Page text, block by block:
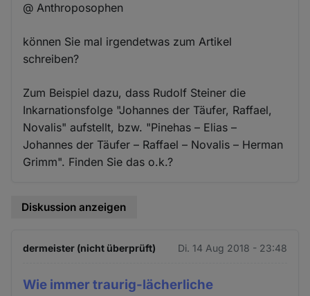
@ Anthroposophen
können Sie mal irgendetwas zum Artikel
schreiben?
Zum Beispiel dazu, dass Rudolf Steiner die
Inkarnationsfolge "Johannes der Täufer, Raffael,
Novalis" aufstellt, bzw. "Pinehas – Elias –
Johannes der Täufer – Raffael – Novalis – Herman
Grimm". Finden Sie das o.k.?
Diskussion anzeigen
dermeister (nicht überprüft) Di. 14 Aug 2018 - 23:48
Wie immer traurig-lächerliche